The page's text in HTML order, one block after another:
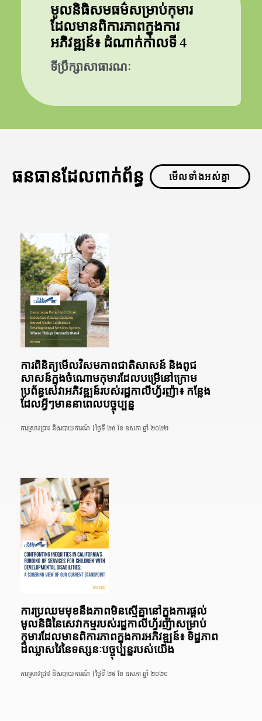
មូលនិធិសមធម៌សម្រាប់កុមារ
ដែលមានពិការភាពក្នុងការ
អភិវឌ្ឍន៍៖ ដំណាក់កាលទី 4
ទីប្រឹក្សាសាធារណៈ
ធនធានដែលពាក់ព័ន្ធ មើលទាំងអស់គ្នា
ការពិនិត្យមើលវិសមភាពជាតិសាសន៍ និងពូជ
សាសន៍ក្នុងចំណោមកុមារដែលបម្រើនៅក្រោម
ប្រព័ន្ធសេវាអភិវឌ្ឍន៍របស់រដ្ឋកាលីហ្វ័រញ៉ា៖ កន្លែង
ដែលអ្វីៗមាននាពេលបច្ចុប្បន្ន
ការស្រាវជ្រាវ និងរបាយការណ៍ | ថ្ងៃទី ២៥ ខែ ឧសភា ឆ្នាំ ២០២២
ការប្រឈមមុខនឹងភាពមិនស្មើគ្នានៅក្នុងការផ្តល់
មូលនិធិនៃសេវាកម្មរបស់រដ្ឋកាលីហ្វ័រញ៉ាសម្រាប់
កុមារដែលមានពិការភាពក្នុងការអភិវឌ្ឍន៍៖ ទិដ្ឋភាព
ដ៏ឈ្លាសវៃនៃទស្សនៈបច្ចុប្បន្នរបស់យើង
ការស្រាវជ្រាវ និងរបាយការណ៍ | ថ្ងៃទី ២៩ ខែ ឧសភា ឆ្នាំ ២០២០